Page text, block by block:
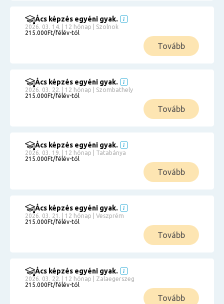
Ács képzés egyéni gyak.
2026. 03. 14. | 12 hónap | Szolnok
215.000Ft/félév-tól
Tovább
Ács képzés egyéni gyak.
2026. 03. 22. | 12 hónap | Szombathely
215.000Ft/félév-tól
Tovább
Ács képzés egyéni gyak.
2026. 03. 19. | 12 hónap | Tatabánya
215.000Ft/félév-tól
Tovább
Ács képzés egyéni gyak.
2026. 03. 21. | 12 hónap | Veszprém
215.000Ft/félév-tól
Tovább
Ács képzés egyéni gyak.
2026. 03. 22. | 12 hónap | Zalaegerszeg
215.000Ft/félév-tól
Tovább